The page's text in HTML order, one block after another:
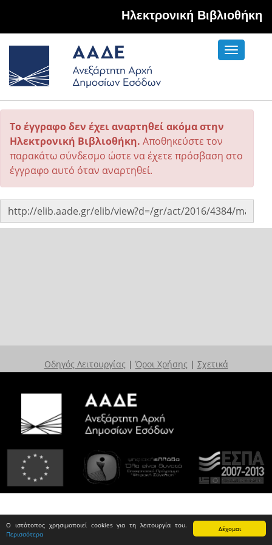
Δέχομαι
Ο ιστότοπος χρησιμοποιεί cookies για τη λειτουργία του.
Περισσότερα
Hλεκτρονική Βιβλιοθήκη
Toggle
Το έγγραφο δεν έχει αναρτηθεί ακόμα στην
Ηλεκτρονική Βιβλιοθήκη. Αποθηκεύστε τον
παρακάτω σύνδεσμο ώστε να έχετε πρόσβαση στο
έγγραφο αυτό όταν αναρτηθεί.
Οδηγός Λειτουργίας | Όροι Χρήσης | Σχετικά